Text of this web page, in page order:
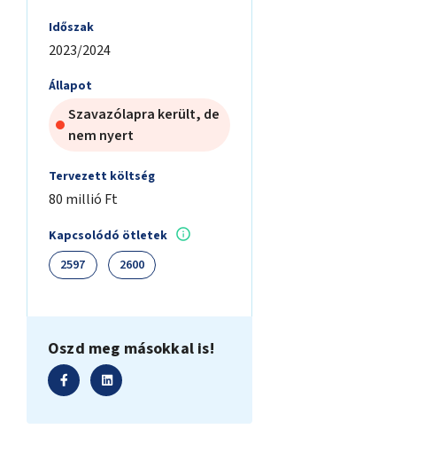
Időszak
2023/2024
Állapot
Szavazólapra került, de
nem nyert
Tervezett költség
80 millió Ft
Kapcsolódó ötletek
2597
2600
Oszd meg másokkal is!